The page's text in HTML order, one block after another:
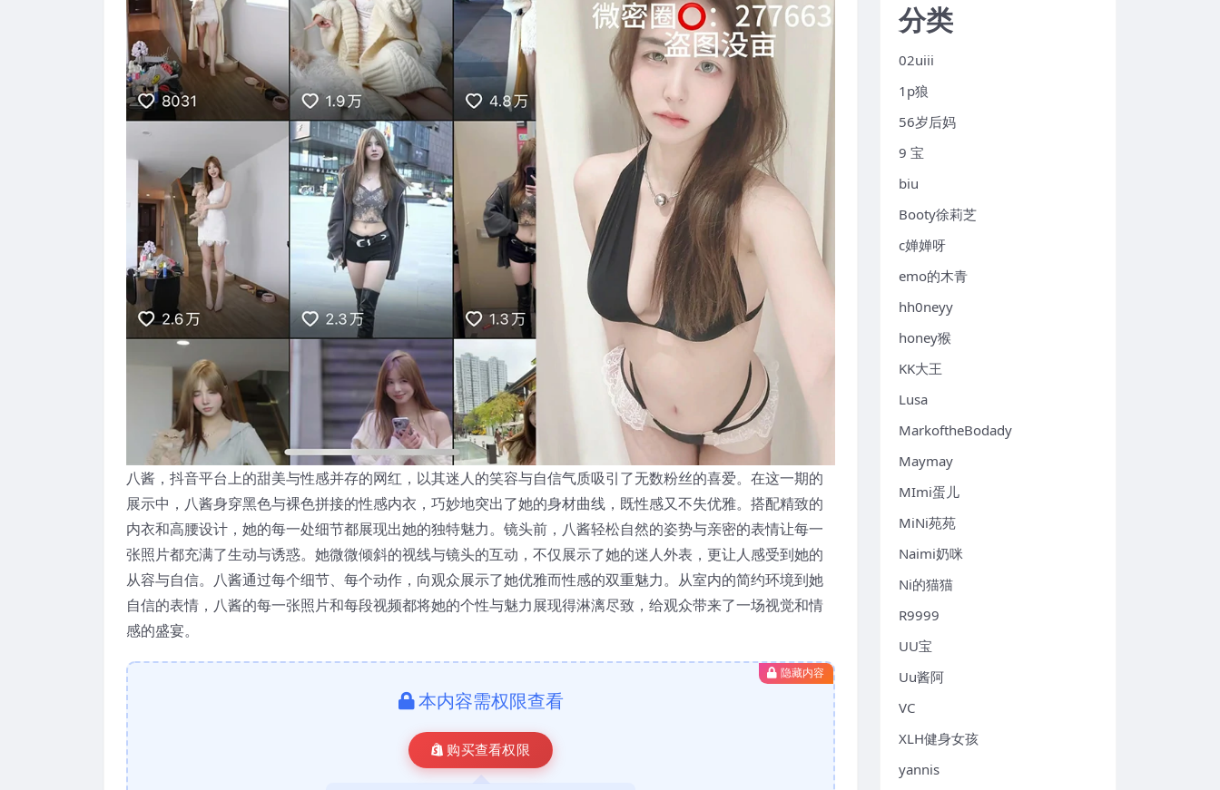
八酱，抖音平台上的甜美与性感并存的网红，以其迷人的笑容与自信气质吸引了无数粉丝的喜爱。在这一期的
展示中，八酱身穿黑色与裸色拼接的性感内衣，巧妙地突出了她的身材曲线，既性感又不失优雅。搭配精致的
内衣和高腰设计，她的每一处细节都展现出她的独特魅力。镜头前，八酱轻松自然的姿势与亲密的表情让每一
张照片都充满了生动与诱惑。她微微倾斜的视线与镜头的互动，不仅展示了她的迷人外表，更让人感受到她的
从容与自信。八酱通过每个细节、每个动作，向观众展示了她优雅而性感的双重魅力。从室内的简约环境到她
自信的表情，八酱的每一张照片和每段视频都将她的个性与魅力展现得淋漓尽致，给观众带来了一场视觉和情
感的盛宴。
隐藏内容
本内容需权限查看
购买查看权限
分类
02uiii
1p狼
56岁后妈
9 宝
biu
Booty徐莉芝
c婵婵呀
emo的木青
hh0neyy
honey猴
KK大王
Lusa
MarkoftheBodady
Maymay
MImi蛋儿
MiNi苑苑
Naimi奶咪
Ni的猫猫
R9999
UU宝
Uu酱阿
VC
XLH健身女孩
yannis